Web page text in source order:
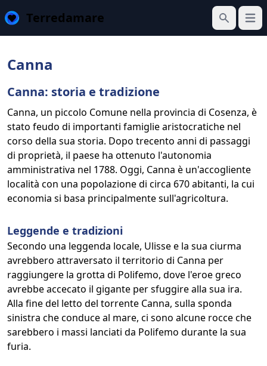
Terredamare
Cerca
Apri
Canna
Canna: storia e tradizione
Canna, un piccolo Comune nella provincia di Cosenza, è
stato feudo di importanti famiglie aristocratiche nel
corso della sua storia. Dopo trecento anni di passaggi
di proprietà, il paese ha ottenuto l'autonomia
amministrativa nel 1788. Oggi, Canna è un'accogliente
località con una popolazione di circa 670 abitanti, la cui
economia si basa principalmente sull'agricoltura.
Leggende e tradizioni
Secondo una leggenda locale, Ulisse e la sua ciurma
avrebbero attraversato il territorio di Canna per
raggiungere la grotta di Polifemo, dove l'eroe greco
avrebbe accecato il gigante per sfuggire alla sua ira.
Alla fine del letto del torrente Canna, sulla sponda
sinistra che conduce al mare, ci sono alcune rocce che
sarebbero i massi lanciati da Polifemo durante la sua
furia.